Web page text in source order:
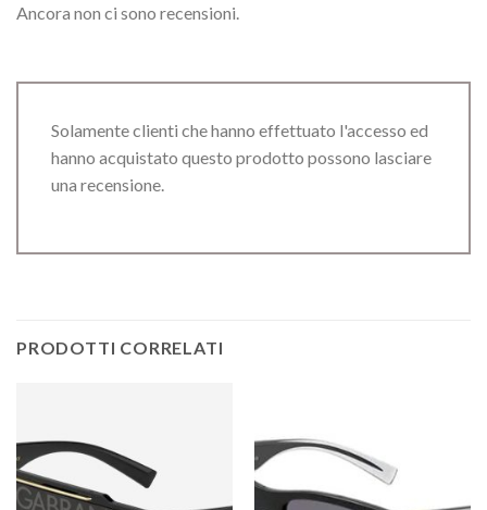
Ancora non ci sono recensioni.
Solamente clienti che hanno effettuato l'accesso ed
hanno acquistato questo prodotto possono lasciare
una recensione.
PRODOTTI CORRELATI